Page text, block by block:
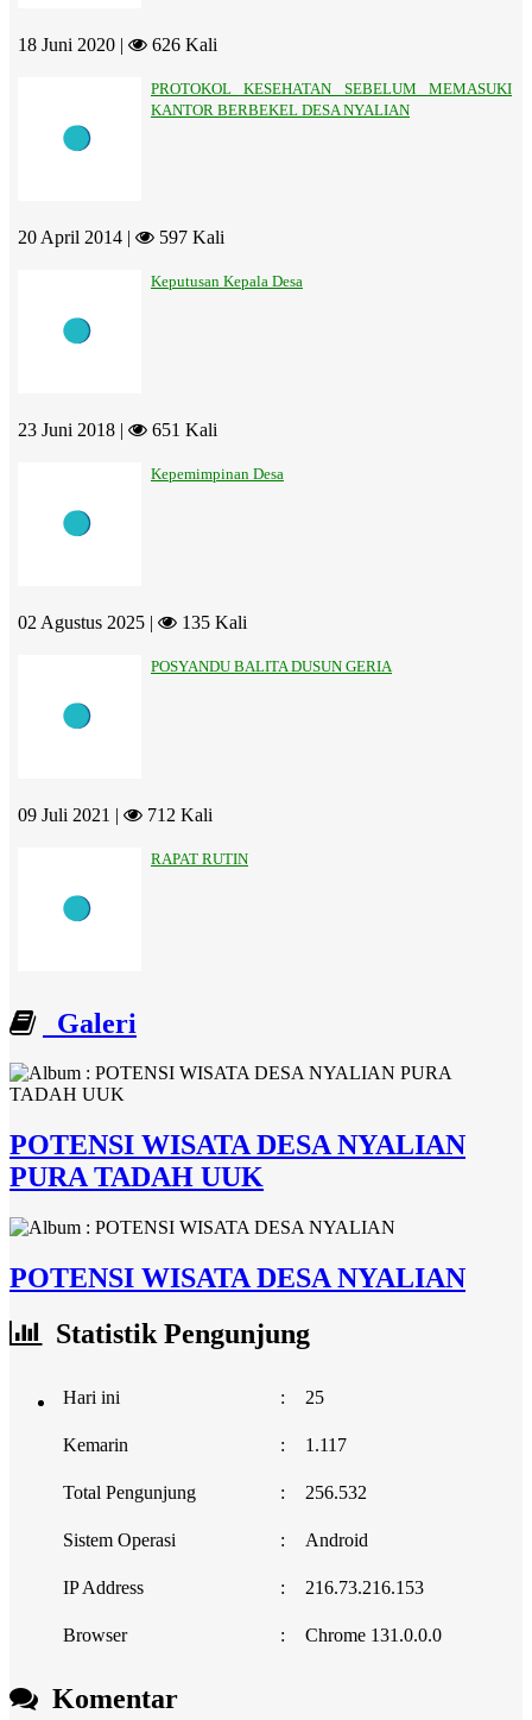
18 Juni 2020 | 626 Kali
PROTOKOL KESEHATAN SEBELUM MEMASUKI
KANTOR BERBEKEL DESA NYALIAN
20 April 2014 | 597 Kali
Keputusan Kepala Desa
23 Juni 2018 | 651 Kali
Kepemimpinan Desa
02 Agustus 2025 | 135 Kali
POSYANDU BALITA DUSUN GERIA
09 Juli 2021 | 712 Kali
RAPAT RUTIN
Galeri
POTENSI WISATA DESA NYALIAN
PURA TADAH UUK
POTENSI WISATA DESA NYALIAN
Statistik Pengunjung
Hari ini : 25
Kemarin : 1.117
Total Pengunjung : 256.532
Sistem Operasi : Android
IP Address : 216.73.216.153
Browser : Chrome 131.0.0.0
Komentar